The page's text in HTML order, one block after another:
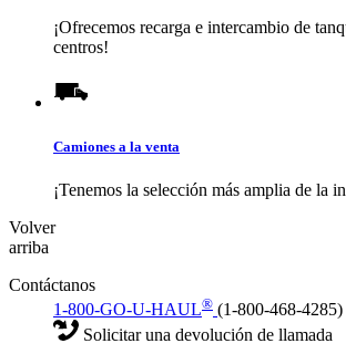
¡Ofrecemos recarga e intercambio de
centros!
Camiones a la venta
¡Tenemos la selección más amplia de la
Volver
arriba
Contáctanos
1-800-GO-U-HAUL® (1-800-468-4285)
Solicitar una devolución de llamada